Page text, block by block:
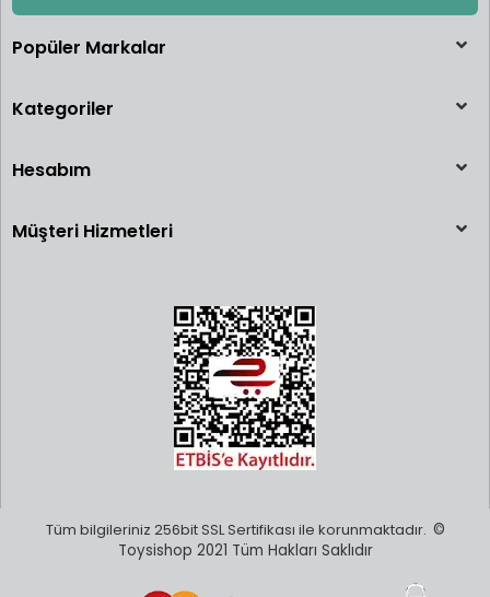
Popüler Markalar
Kategoriler
Hesabım
Müşteri Hizmetleri
Tüm bilgileriniz 256bit SSL Sertifikası ile korunmaktadır. ©
Toysishop 2021 Tüm Hakları Saklıdır